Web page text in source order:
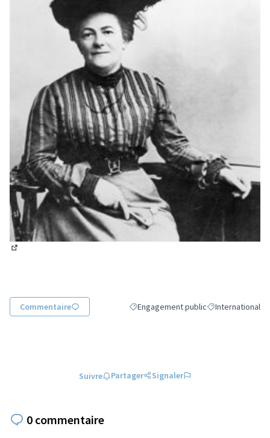
Commentaire Filtrer les résultats de la catégorie :
Engagement publicFiltrer les
International
Suivre Partager Signaler
0 commentaire